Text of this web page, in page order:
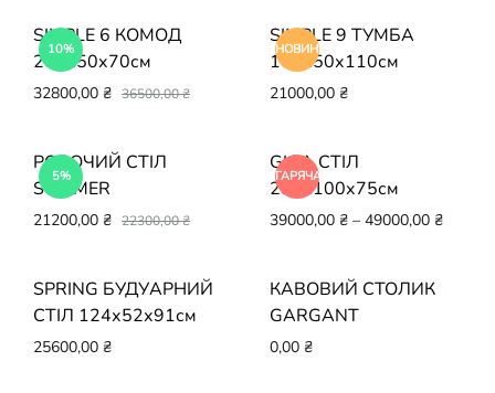
10%
SIMPLE 6 КОМОД
207х50х70см
32800,00 ₴ 36500,00₴
НОВИНКА
SIMPLE 9 ТУМБА
167х50х110см
21000,00 ₴
5%
РОБОЧИЙ СТІЛ
SUMMER
21200,00 ₴ 22300,00₴
ГАРЯЧА
GIGA СТІЛ
250х100х75см
39000,00 ₴ – 49000,00 ₴
SPRING БУДУАРНИЙ
СТІЛ 124х52х91см
25600,00 ₴
КАВОВИЙ СТОЛИК
GARGANT
0,00 ₴